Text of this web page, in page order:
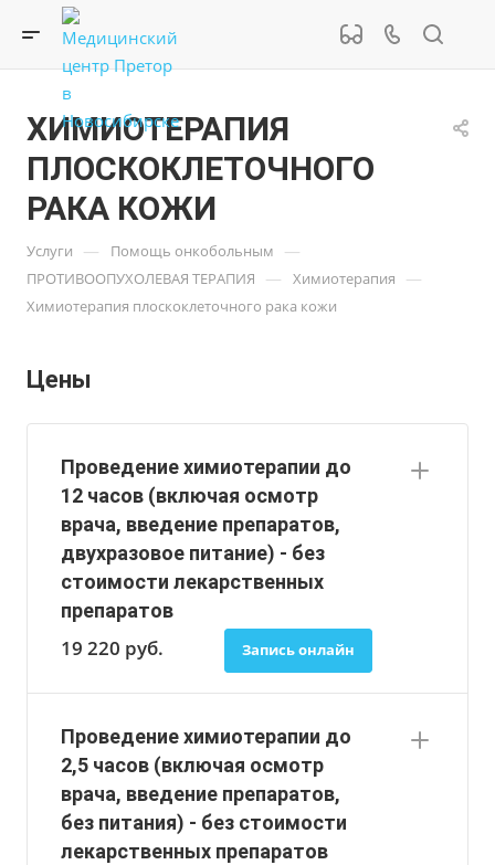
ХИМИОТЕРАПИЯ
ПЛОСКОКЛЕТОЧНОГО
РАКА КОЖИ
Услуги — Помощь онкобольным —
ПРОТИВООПУХОЛЕВАЯ ТЕРАПИЯ — Химиотерапия —
Химиотерапия плоскоклеточного рака кожи
Цены
Проведение химиотерапии до
12 часов (включая осмотр
врача, введение препаратов,
двухразовое питание) - без
стоимости лекарственных
препаратов
19 220 руб. Запись онлайн
Проведение химиотерапии до
2,5 часов (включая осмотр
врача, введение препаратов,
без питания) - без стоимости
лекарственных препаратов